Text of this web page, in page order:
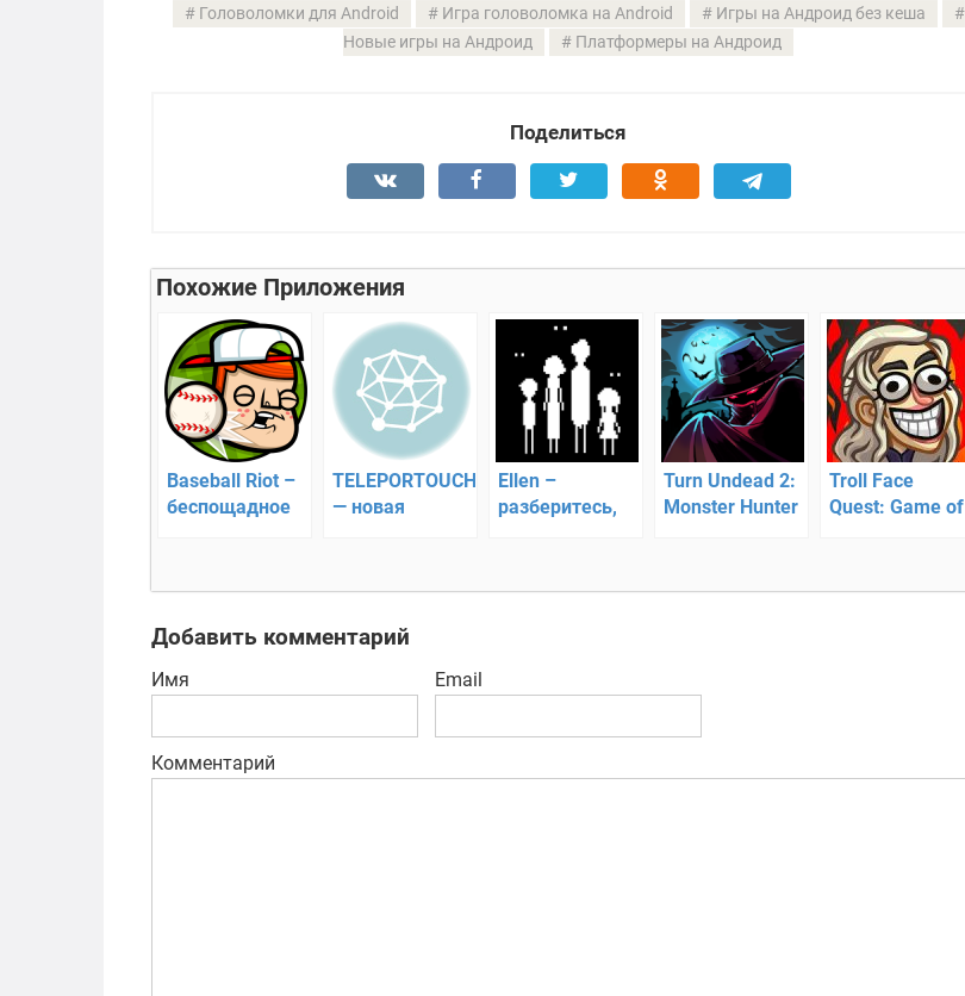
Головоломки для Android Игра головоломка на Android
Игры на Андроид без кеша
Новые игры на Андроид
Платформеры на Андроид
Поделиться
Похожие Приложения
Baseball Riot –
беспощадное
TELEPORTOUCH
— новая
уровней
Ellen –
разберитесь,
Turn Undead 2:
Monster Hunter
сражайся с
Troll Face
Quest: Game of
Добавить комментарий
Имя Email
Комментарий